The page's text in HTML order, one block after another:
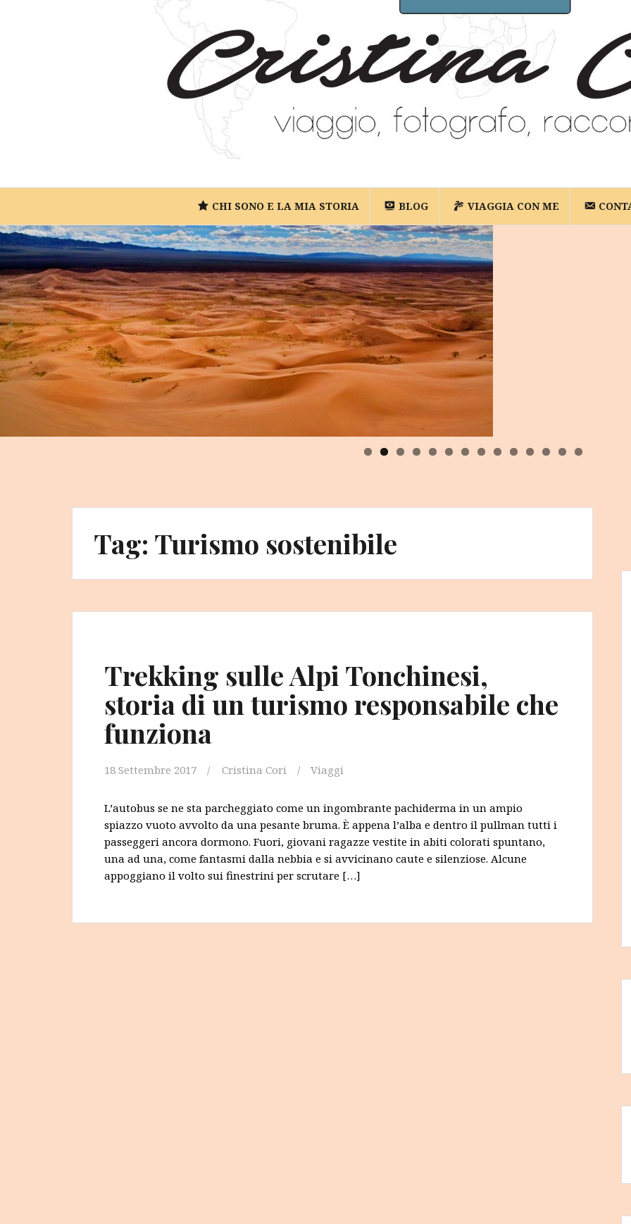
CHI SONO E LA MIA STORIA BLOG VIAGGIA CON ME
0 1 2 3 4
<
Tag: Turismo sostenibile
Trekking sulle Alpi Tonchinesi,
storia di un turismo responsabile che
funziona
18 Settembre 2017 Cristina Cori Viaggi
L’autobus se ne sta parcheggiato come un ingombrante pachiderma in un ampio
spiazzo vuoto avvolto da una pesante bruma. È appena l’alba e dentro il pullman tutti i
passeggeri ancora dormono. Fuori, giovani ragazze vestite in abiti colorati spuntano,
una ad una, come fantasmi dalla nebbia e si avvicinano caute e silenziose. Alcune
appoggiano il volto sui finestrini per scrutare […]